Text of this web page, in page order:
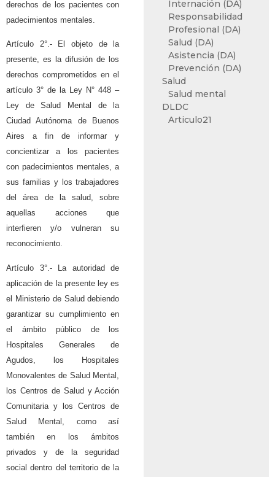
derechos de los pacientes con
padecimientos mentales.
Artículo 2°.- El objeto de la
presente, es la difusión de los
derechos comprometidos en el
artículo 3° de la Ley N° 448 –
Ley de Salud Mental de la
Ciudad Autónoma de Buenos
Aires a fin de informar y
concientizar a los pacientes
con padecimientos mentales, a
sus familias y los trabajadores
del área de la salud, sobre
aquellas acciones que
interfieren y/o vulneran su
reconocimiento.
Artículo 3°.- La autoridad de
aplicación de la presente ley es
el Ministerio de Salud debiendo
garantizar su cumplimiento en
el ámbito público de los
Hospitales Generales de
Agudos, los Hospitales
Monovalentes de Salud Mental,
los Centros de Salud y Acción
Comunitaria y los Centros de
Salud Mental, como así
también en los ámbitos
privados y de la seguridad
social dentro del territorio de la
Internación (DA)
Responsabilidad
Profesional (DA)
Salud (DA)
Asistencia (DA)
Prevención (DA)
Salud
Salud mental
DLDC
Articulo21